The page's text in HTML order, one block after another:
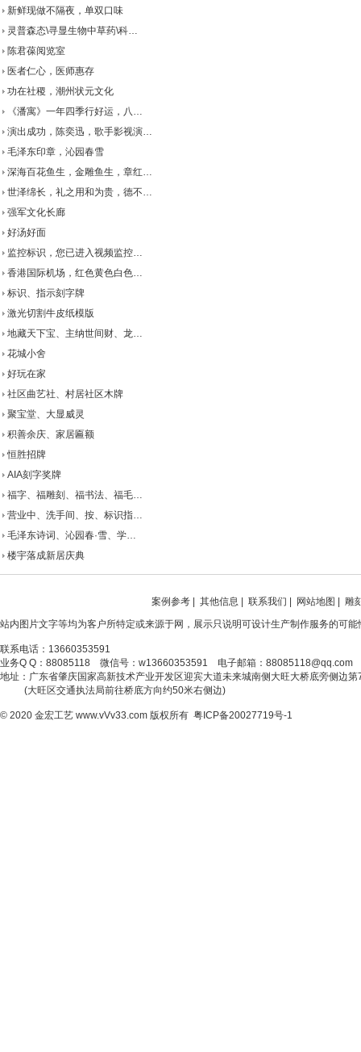
新鲜现做不隔夜，单双口味
灵普森态\寻显生物中草药\科…
陈君葆阅览室
医者仁心，医师惠存
功在社稷，潮州状元文化
《潘寓》一年四季行好运，八…
演出成功，陈奕迅，歌手影视演…
毛泽东印章，沁园春雪
深海百花鱼生，金雕鱼生，章红…
世泽绵长，礼之用和为贵，德不…
强军文化长廊
好汤好面
监控标识，您已进入视频监控…
香港国际机场，红色黄色白色…
标识、指示刻字牌
激光切割牛皮纸模版
地藏天下宝、主纳世间财、龙…
花城小舍
好玩在家
社区曲艺社、村居社区木牌
聚宝堂、大显威灵
积善余庆、家居匾额
恒胜招牌
AIA刻字奖牌
福字、福雕刻、福书法、福毛…
营业中、洗手间、按、标识指…
毛泽东诗词、沁园春·雪、学…
楼宇落成新居庆典
案例参考| 其他信息 联系我们 网站地图
雕
站内图片文字等均为客户所特定或来源于网，展示只说明可设计生产制作服务的可
联系电话：13660353591
业务Q Q：88085118 微信号：w13660353591 电子邮箱：88085118@qq.com
地址：广东省肇庆国家高新技术产业开发区迎宾大道未来城南侧大旺大桥底旁侧边第
(大旺区交通执法局前往桥底方向约50米右侧边)
© 2020 金宏工艺 www.vVv33.com 版权所有 粤ICP备20027719号-1